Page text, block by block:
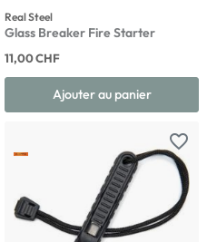
Real Steel
Glass Breaker Fire Starter
11,00 CHF
Ajouter au panier
favorite_border